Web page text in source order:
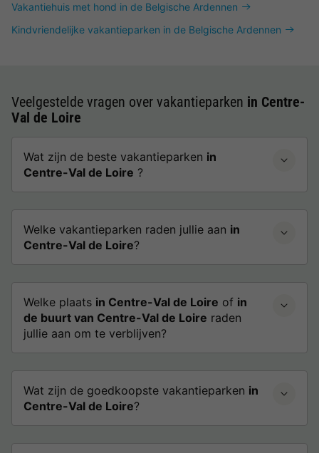
Vakantiehuis met hond in de Belgische Ardennen
Kindvriendelijke vakantieparken in de Belgische Ardennen
Veelgestelde vragen over vakantieparken in Centre-
Val de Loire
Wat zijn de beste vakantieparken in
Centre-Val de Loire ?
Welke vakantieparken raden jullie aan in
Centre-Val de Loire?
Welke plaats in Centre-Val de Loire of in
de buurt van Centre-Val de Loire raden
jullie aan om te verblijven?
Wat zijn de goedkoopste vakantieparken in
Centre-Val de Loire?